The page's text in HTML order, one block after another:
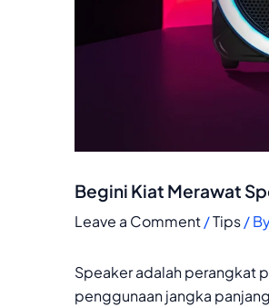
Begini Kiat Merawat
Leave a Comment /Tips/
Speaker adalah perangkat
penggunaan jangka